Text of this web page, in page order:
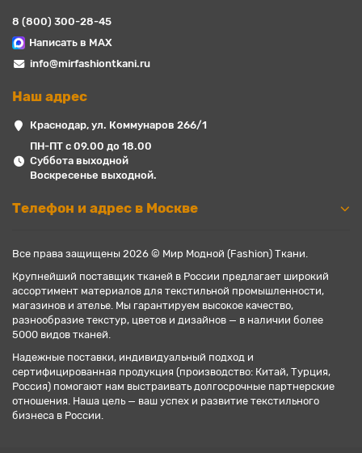
8 (800) 300-28-45
Написать в MAX
info@mirfashiontkani.ru
Наш адрес
Краснодар, ул. Коммунаров 266/1
ПН-ПТ с 09.00 до 18.00
Суббота выходной
Воскресенье выходной.
Телефон и адрес в Москве
Все права защищены 2026 © Мир Модной (Fashion) Ткани.
Крупнейший поставщик тканей в России предлагает широкий
ассортимент материалов для текстильной промышленности,
магазинов и ателье. Мы гарантируем высокое качество,
разнообразие текстур, цветов и дизайнов — в наличии более
5000 видов тканей.
Надежные поставки, индивидуальный подход и
сертифицированная продукция (производство: Китай, Турция,
Россия) помогают нам выстраивать долгосрочные партнерские
отношения. Наша цель — ваш успех и развитие текстильного
бизнеса в России.